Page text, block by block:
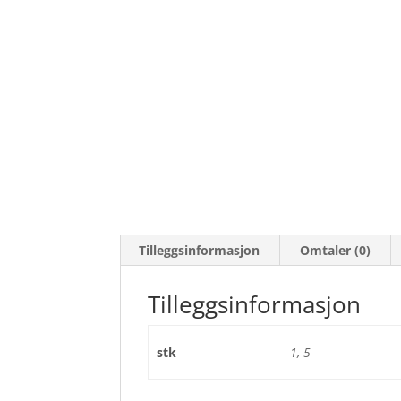
Tilleggsinformasjon Omtaler (0)
Tilleggsinformasjon
stk 1, 5